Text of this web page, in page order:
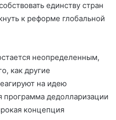
единству стран
к реформе глобальной
неопределенным,
как другие
на идею
программа дедолларизации
концепция